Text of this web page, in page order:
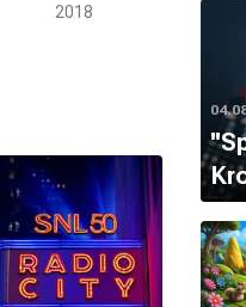
Evreninde
2018